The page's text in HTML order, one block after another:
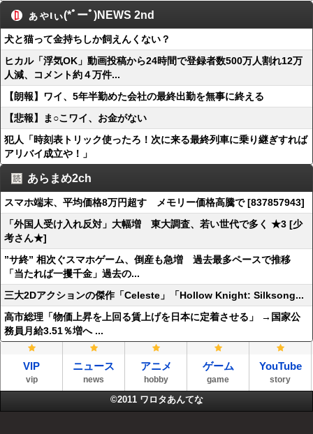
ぁゃιぃ(*ﾟーﾟ)NEWS 2nd
犬と猫って金持ちしか飼えんくない？
ヒカル「浮気OK」動画投稿から24時間で登録者数500万人割れ12万
人減、コメント約４万件...
【朗報】ワイ、5年半勤めた会社の最終出勤を無事に終える
【悲報】ま○こワイ、お金がない
犯人「時刻表トリック使ったろ！次に来る最終列車に乗り継ぎすれば
アリバイ成立や！」
あらまめ2ch
スマホ端末、平均価格8万円超す メモリー価格高騰で [837857943]
「外国人受け入れ反対」大幅増 東大調査、若い世代で多く ★3 [少
考さん★]
”サ終” 相次ぐスマホゲーム、倒産も急増 過去最多ペースで推移
「当たれば一攫千金」過去の...
三大2Dアクションの傑作「Celeste」「Hollow Knight: Silksong...
高市総理「物価上昇を上回る賃上げを日本に定着させる」 →国家公
務員月給3.51％増へ ...
VIP
vip
ニュース
news
アニメ
hobby
ゲーム
game
YouTube
story
©2011 ワロタあんてな